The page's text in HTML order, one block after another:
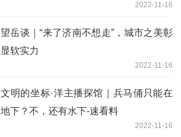
2022-11-16
望岳谈｜“来了济南不想走”，城市之美彰
显软实力
2022-11-16
文明的坐标·洋主播探馆｜兵马俑只能在
地下？不，还有水下-速看料
2022-11-16